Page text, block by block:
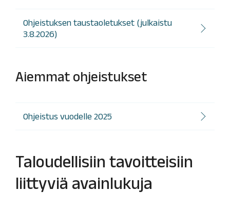
Ohjeistuksen taustaoletukset (julkaistu
3.8.2026)
Aiemmat ohjeistukset
Ohjeistus vuodelle 2025
Taloudellisiin tavoitteisiin
liittyviä avainlukuja